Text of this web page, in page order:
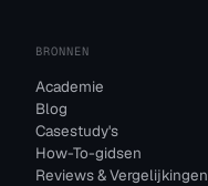
BRONNEN
Academie
Blog
Casestudy's
How-To-gidsen
Reviews & Vergelijkingen